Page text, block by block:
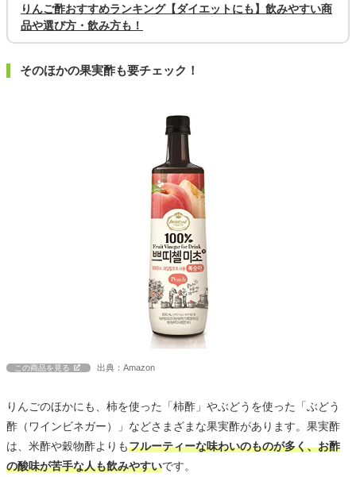
りんご酢おすすめランキング【ダイエットにも】飲みやすい商
品や選び方・飲み方も！
そのほかの果実酢も要チェック！
この商品を見る 出典：Amazon
りんごのほかにも、柿を使った「柿酢」やぶどうを使った「ぶどう
酢（ワインビネガー）」などさまざまな果実酢があります。果実酢
は、米酢や穀物酢よりもフルーティーな味わいのものが多く、お酢
の酸味が苦手な人も飲みやすいです。